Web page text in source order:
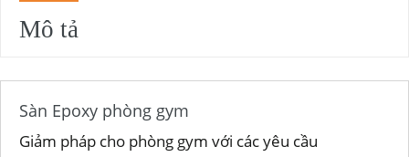
Mô tả
Sàn Epoxy phòng gym
Giảm pháp cho phòng gym với các yêu cầu